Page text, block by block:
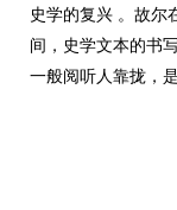
史学的复兴 。故尔
间，史学文本的书
一般阅听人靠拢，